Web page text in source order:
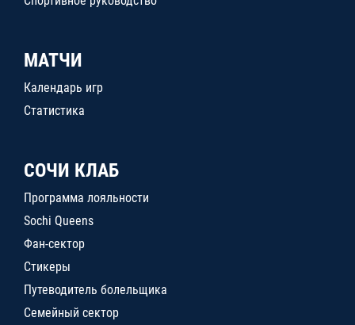
МАТЧИ
Календарь игр
Статистика
СОЧИ КЛАБ
Программа лояльности
Sochi Queens
Фан-сектор
Стикеры
Путеводитель болельщика
Семейный сектор